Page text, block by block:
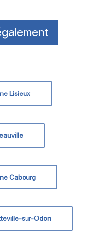
Lisieux
Cabourg
sur-Odon